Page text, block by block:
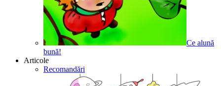
Ce alună
bună!
Articole
Recomandări